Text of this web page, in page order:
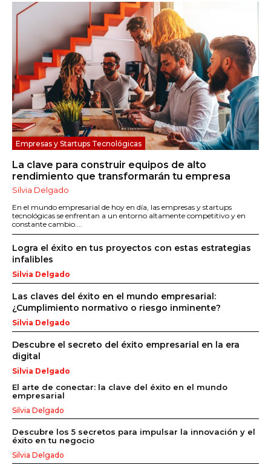
Empresas y Startups Tecnológicas
La clave para construir equipos de alto
rendimiento que transformarán tu empresa
Silvia Delgado
En el mundo empresarial de hoy en día, las empresas y startups
tecnológicas se enfrentan a un entorno altamente competitivo y en
constante cambio....
Logra el éxito en tus proyectos con estas estrategias
infalibles
Silvia Delgado
Las claves del éxito en el mundo empresarial:
¿Cumplimiento normativo o riesgo inminente?
Silvia Delgado
Descubre el secreto del éxito empresarial en la era
digital
Silvia Delgado
El arte de conectar: la clave del éxito en el mundo
empresarial
Silvia Delgado
Descubre los 5 secretos para impulsar la innovación y el
éxito en tu negocio
Silvia Delgado